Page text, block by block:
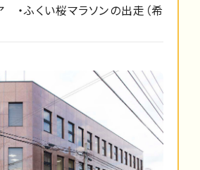
・ふくい桜マラソンの出走（希